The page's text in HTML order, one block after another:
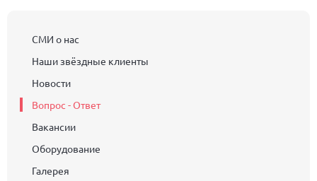
СМИ о нас
Наши звёздные клиенты
Новости
Вопрос - Ответ
Вакансии
Оборудование
Галерея